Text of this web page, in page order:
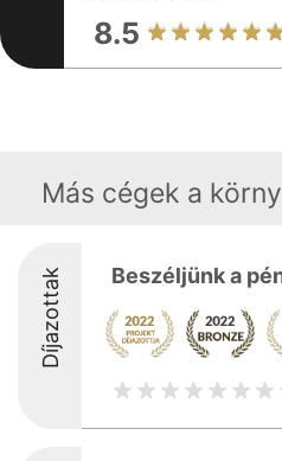
8.5
Más cégek a
Díjazottak Beszéljünk a